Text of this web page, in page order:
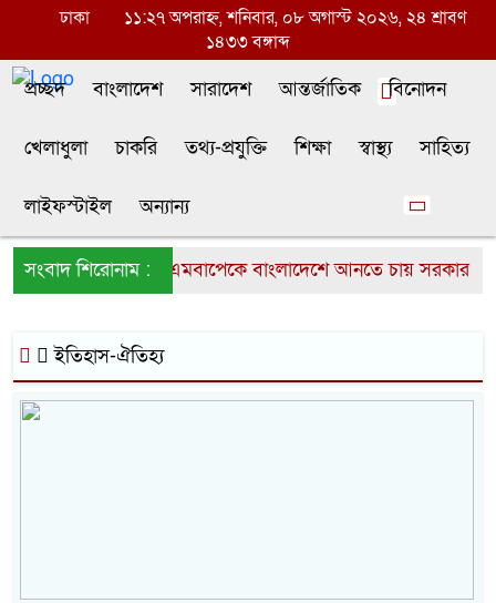
ঢাকা
১১:২৭ অপরাহ্ন, শনিবার, ০৮ অগাস্ট ২০২৬, ২৪ শ্রাবণ
১৪৩৩ বঙ্গাব্দ
প্রচ্ছদ বাংলাদেশ সারাদেশ আন্তর্জাতিক বিনোদন
খেলাধুলা চাকরি তথ্য-প্রযুক্তি শিক্ষা স্বাস্থ্য সাহিত্য
লাইফস্টাইল অন্যান্য
সংবাদ শিরোনাম :
কিলিয়ান এমবাপেকে বাংলাদেশে আনতে চায় সরকার
ইতিহাস-ঐতিহ্য